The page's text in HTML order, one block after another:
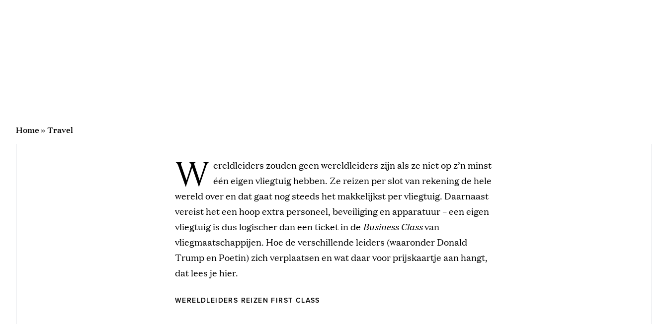
Home»Travel
W ereldleiders zouden geen wereldleiders zijn als ze niet op z’n minst
één eigen vliegtuig hebben. Ze reizen per slot van rekening de hele
wereld over en dat gaat nog steeds het makkelijkst per vliegtuig. Daarnaast
vereist het een hoop extra personeel, beveiliging en apparatuur – een eigen
vliegtuig is dus logischer dan een ticket in de Business Classvan
vliegmaatschappijen. Hoe de verschillende leiders (waaronder Donald
Trump en Poetin) zich verplaatsen en wat daar voor prijskaartje aan hangt,
dat lees je hier.
WERELDLEIDERS REIZEN FIRST CLASS